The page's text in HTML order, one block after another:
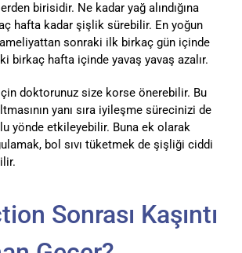
birisidir. Ne kadar yağ alındığına
hafta kadar şişlik sürebilir. En yoğun
sonraki ilk birkaç gün içinde
birkaç hafta içinde yavaş yavaş azalır.
doktorunuz size korse önerebilir. Bu
yanı sıra iyileşme sürecinizi de
yönde etkileyebilir. Buna ek olarak
bol sıvı tüketmek de şişliği ciddi
Sonrası Kaşıntı